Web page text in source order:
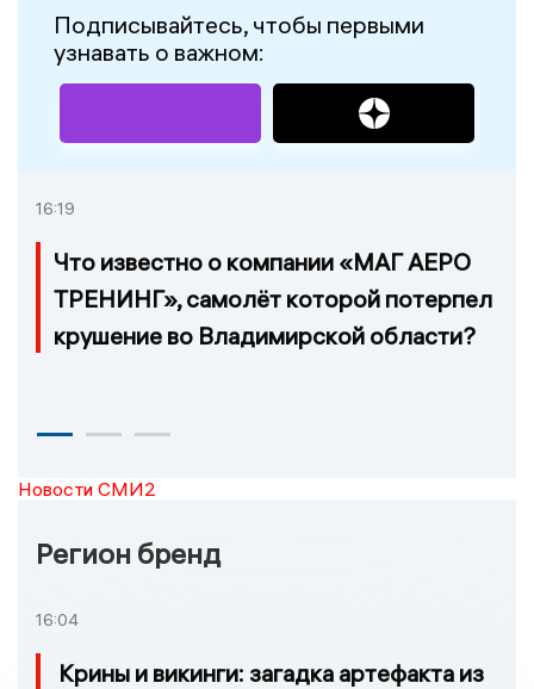
Подписывайтесь, чтобы первыми
узнавать о важном:
16:19
Что известно о компании «МАГ АЕРО
ТРЕНИНГ», самолёт которой потерпел
крушение во Владимирской области?
Новости СМИ2
Регион бренд
16:04
Крины и викинги: загадка артефакта из